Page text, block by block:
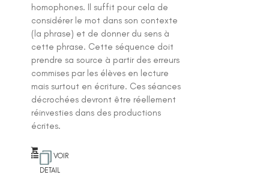
homophones. Il suffit pour cela de
considérer le mot dans son contexte
(la phrase) et de donner du sens à
cette phrase. Cette séquence doit
prendre sa source à partir des erreurs
commises par les élèves en lecture
mais surtout en écriture. Ces séances
décrochées devront être réellement
réinvesties dans des productions
écrites.
VOIR
DETAIL